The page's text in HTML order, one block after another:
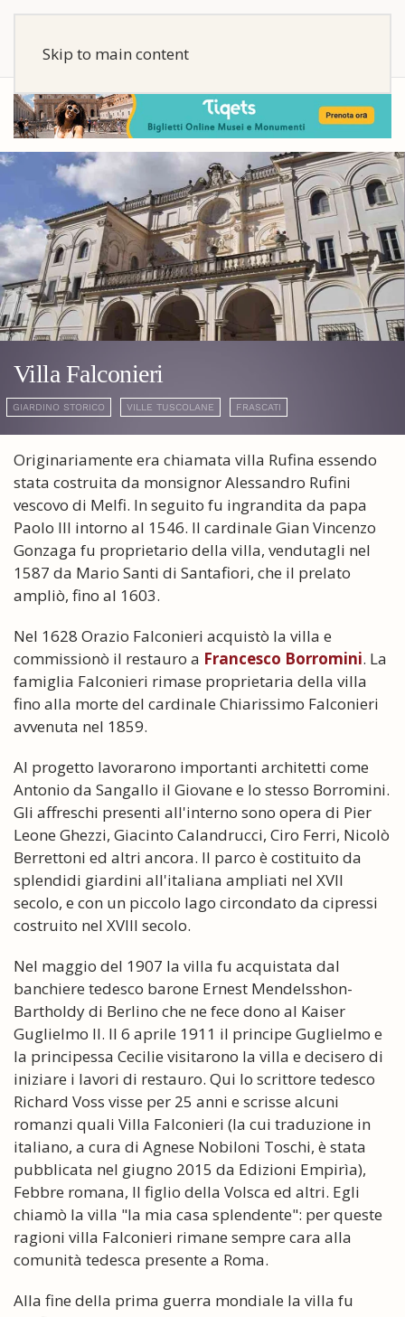
Skip to main content
Villa Falconieri
GIARDINO STORICO VILLE TUSCOLANE FRASCATI
Originariamente era chiamata villa Rufina essendo
stata costruita da monsignor Alessandro Rufini
vescovo di Melfi. In seguito fu ingrandita da papa
Paolo III intorno al 1546. Il cardinale Gian Vincenzo
Gonzaga fu proprietario della villa, vendutagli nel
1587 da Mario Santi di Santafiori, che il prelato
ampliò, fino al 1603.
Nel 1628 Orazio Falconieri acquistò la villa e
commissionò il restauro a Francesco Borromini. La
famiglia Falconieri rimase proprietaria della villa
fino alla morte del cardinale Chiarissimo Falconieri
avvenuta nel 1859.
Al progetto lavorarono importanti architetti come
Antonio da Sangallo il Giovane e lo stesso Borromini.
Gli affreschi presenti all'interno sono opera di Pier
Leone Ghezzi, Giacinto Calandrucci, Ciro Ferri, Nicolò
Berrettoni ed altri ancora. Il parco è costituito da
splendidi giardini all'italiana ampliati nel XVII
secolo, e con un piccolo lago circondato da cipressi
costruito nel XVIII secolo.
Nel maggio del 1907 la villa fu acquistata dal
banchiere tedesco barone Ernest Mendelsshon-
Bartholdy di Berlino che ne fece dono al Kaiser
Guglielmo II. Il 6 aprile 1911 il principe Guglielmo e
la principessa Cecilie visitarono la villa e decisero di
iniziare i lavori di restauro. Qui lo scrittore tedesco
Richard Voss visse per 25 anni e scrisse alcuni
romanzi quali Villa Falconieri (la cui traduzione in
italiano, a cura di Agnese Nobiloni Toschi, è stata
pubblicata nel giugno 2015 da Edizioni Empirìa),
Febbre romana, Il figlio della Volsca ed altri. Egli
chiamò la villa "la mia casa splendente": per queste
ragioni villa Falconieri rimane sempre cara alla
comunità tedesca presente a Roma.
Alla fine della prima guerra mondiale la villa fu